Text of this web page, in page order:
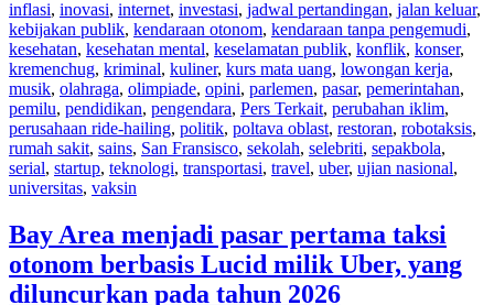
inflasi, inovasi, internet, investasi, jadwal pertandingan, jalan keluar,
kebijakan publik, kendaraan otonom, kendaraan tanpa pengemudi,
kesehatan, kesehatan mental, keselamatan publik, konflik, konser,
kremenchug, kriminal, kuliner, kurs mata uang, lowongan kerja,
musik, olahraga, olimpiade, opini, parlemen, pasar, pemerintahan,
pemilu, pendidikan, pengendara, Pers Terkait, perubahan iklim,
perusahaan ride-hailing, politik, poltava oblast, restoran, robotaksis,
rumah sakit, sains, San Fransisco, sekolah, selebriti, sepakbola,
serial, startup, teknologi, transportasi, travel, uber, ujian nasional,
universitas, vaksin
Bay Area menjadi pasar pertama taksi
otonom berbasis Lucid milik Uber, yang
diluncurkan pada tahun 2026